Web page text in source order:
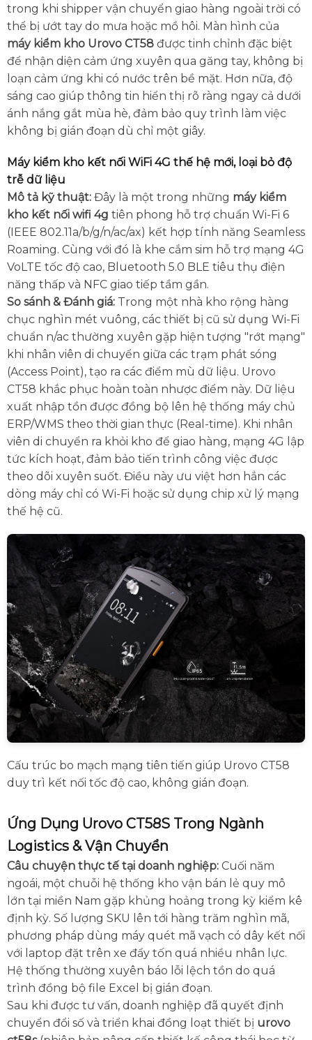
trong khi shipper vận chuyển giao hàng ngoài trời có
thể bị ướt tay do mưa hoặc mồ hôi. Màn hình của
máy kiểm kho Urovo CT58 được tinh chỉnh đặc biệt
để nhận diện cảm ứng xuyên qua găng tay, không bị
loạn cảm ứng khi có nước trên bề mặt. Hơn nữa, độ
sáng cao giúp thông tin hiển thị rõ ràng ngay cả dưới
ánh nắng gắt mùa hè, đảm bảo quy trình làm việc
không bị gián đoạn dù chỉ một giây.
Máy kiểm kho kết nối WiFi 4G thế hệ mới, loại bỏ độ
trễ dữ liệu
Mô tả kỹ thuật: Đây là một trong những máy kiểm
kho kết nối wifi 4g tiên phong hỗ trợ chuẩn Wi-Fi 6
(IEEE 802.11a/b/g/n/ac/ax) kết hợp tính năng Seamless
Roaming. Cùng với đó là khe cắm sim hỗ trợ mạng 4G
VoLTE tốc độ cao, Bluetooth 5.0 BLE tiêu thụ điện
năng thấp và NFC giao tiếp tầm gần.
So sánh & Đánh giá: Trong một nhà kho rộng hàng
chục nghìn mét vuông, các thiết bị cũ sử dụng Wi-Fi
chuẩn n/ac thường xuyên gặp hiện tượng "rớt mạng"
khi nhân viên di chuyển giữa các trạm phát sóng
(Access Point), tạo ra các điểm mù dữ liệu. Urovo
CT58 khắc phục hoàn toàn nhược điểm này. Dữ liệu
xuất nhập tồn được đồng bộ lên hệ thống máy chủ
ERP/WMS theo thời gian thực (Real-time). Khi nhân
viên di chuyển ra khỏi kho để giao hàng, mạng 4G lập
tức kích hoạt, đảm bảo tiến trình công việc được
theo dõi xuyên suốt. Điều này ưu việt hơn hẳn các
dòng máy chỉ có Wi-Fi hoặc sử dụng chip xử lý mạng
thế hệ cũ.
Cấu trúc bo mạch mạng tiên tiến giúp Urovo CT58
duy trì kết nối tốc độ cao, không gián đoạn.
Ứng Dụng Urovo CT58S Trong Ngành
Logistics & Vận Chuyển
Câu chuyện thực tế tại doanh nghiệp: Cuối năm
ngoái, một chuỗi hệ thống kho vận bán lẻ quy mô
lớn tại miền Nam gặp khủng hoảng trong kỳ kiểm kê
định kỳ. Số lượng SKU lên tới hàng trăm nghìn mã,
phương pháp dùng máy quét mã vạch có dây kết nối
với laptop đặt trên xe đẩy tốn quá nhiều nhân lực.
Hệ thống thường xuyên báo lỗi lệch tồn do quá
trình đồng bộ file Excel bị gián đoạn.
Sau khi được tư vấn, doanh nghiệp đã quyết định
chuyển đổi số và triển khai đồng loạt thiết bị urovo